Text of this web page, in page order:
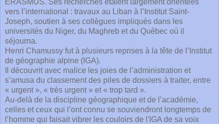
ERASMUS. Ses recherches étaient largement orientées
vers l’international : travaux au Liban à l’Institut Saint-
Joseph, soutien à ses collègues impliqués dans les
universités du Niger, du Maghreb et du Québec où il
séjourna.
Henri Chamussy fut à plusieurs reprises à la tête de l’Institut
de géographie alpine (IGA).
Il découvrit avec malice les joies de l’administration et
s’amusa du classement des piles de dossiers à traiter, entre
« urgent », « très urgent » et « trop tard ».
Au-delà de la discipline géographique et de l’académie,
celles et ceux qui l’ont connu se souviendront longtemps de
l’homme qui faisait vibrer les couloirs de l'IGA de sa voix